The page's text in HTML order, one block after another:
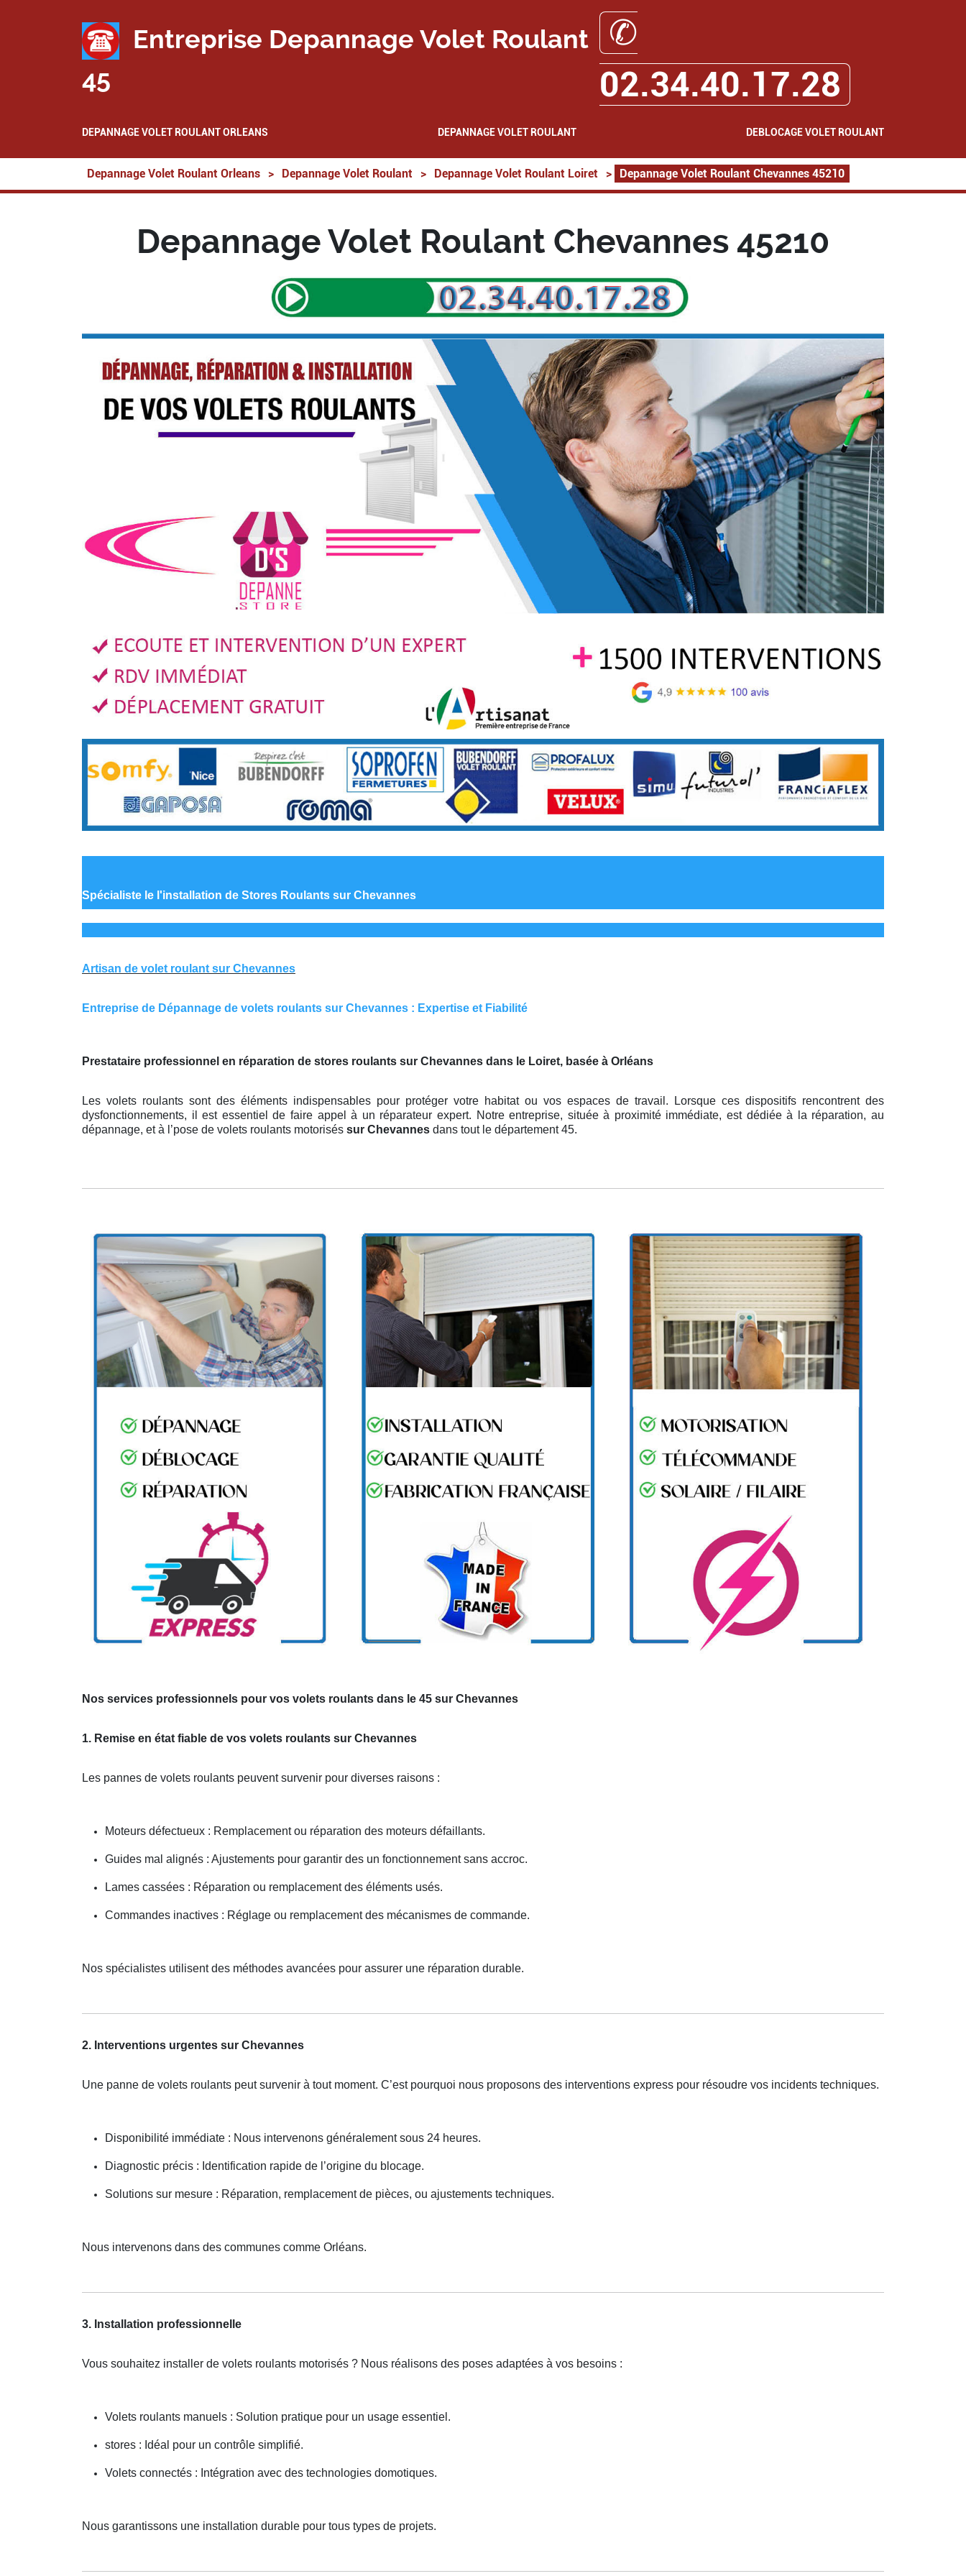
Entreprise Depannage Volet Roulant
45
✆
02.34.40.17.28
DEPANNAGE VOLET ROULANT ORLEANS DEPANNAGE VOLET ROULANT DEBLOCAGE VOLET ROULANT
Depannage Volet Roulant Orleans > Depannage Volet Roulant > Depannage Volet Roulant Loiret > Depannage Volet Roulant Chevannes 45210
Depannage Volet Roulant Chevannes 45210
Spécialiste le l'installation de Stores Roulants sur Chevannes
Artisan de volet roulant sur Chevannes
Entreprise de Dépannage de volets roulants sur Chevannes : Expertise et Fiabilité
Prestataire professionnel en réparation de stores roulants sur Chevannes dans le Loiret, basée à Orléans
Les volets roulants sont des éléments indispensables pour protéger votre habitat ou vos espaces de travail. Lorsque ces dispositifs rencontrent des
dysfonctionnements, il est essentiel de faire appel à un réparateur expert. Notre entreprise, située à proximité immédiate, est dédiée à la réparation, au
dépannage, et à l’pose de volets roulants motorisés sur Chevannes dans tout le département 45.
Nos services professionnels pour vos volets roulants dans le 45 sur Chevannes
1. Remise en état fiable de vos volets roulants sur Chevannes
Les pannes de volets roulants peuvent survenir pour diverses raisons :
Moteurs défectueux : Remplacement ou réparation des moteurs défaillants.
Guides mal alignés : Ajustements pour garantir des un fonctionnement sans accroc.
Lames cassées : Réparation ou remplacement des éléments usés.
Commandes inactives : Réglage ou remplacement des mécanismes de commande.
Nos spécialistes utilisent des méthodes avancées pour assurer une réparation durable.
2. Interventions urgentes sur Chevannes
Une panne de volets roulants peut survenir à tout moment. C’est pourquoi nous proposons des interventions express pour résoudre vos incidents techniques.
Disponibilité immédiate : Nous intervenons généralement sous 24 heures.
Diagnostic précis : Identification rapide de l’origine du blocage.
Solutions sur mesure : Réparation, remplacement de pièces, ou ajustements techniques.
Nous intervenons dans des communes comme Orléans.
3. Installation professionnelle
Vous souhaitez installer de volets roulants motorisés ? Nous réalisons des poses adaptées à vos besoins :
Volets roulants manuels : Solution pratique pour un usage essentiel.
stores : Idéal pour un contrôle simplifié.
Volets connectés : Intégration avec des technologies domotiques.
Nous garantissons une installation durable pour tous types de projets.